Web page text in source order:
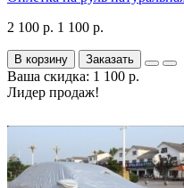
2 100 р. 1 100 р.
В корзину Заказать
Ваша скидка: 1 100 р.
Лидер продаж!